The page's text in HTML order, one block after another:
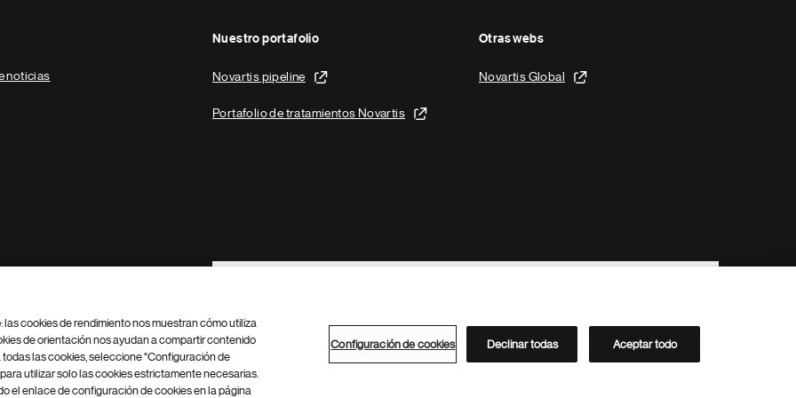
noticias
Nuestro portafolio
Novartis pipeline
Portafolio de tratamientos Novartis
Otras webs
Novartis Global
Footer Site Search
Configuración de cookies Mapa del sitio
Directorio de Novartis
cookies de rendimiento nos muestran cómo utiliza
de orientación nos ayudan a compartir contenido
las cookies, seleccione "Configuración de
utilizar solo las cookies estrictamente necesarias.
el enlace de configuración de cookies en la página
Configuración de cookies Declinar todas Aceptar todo